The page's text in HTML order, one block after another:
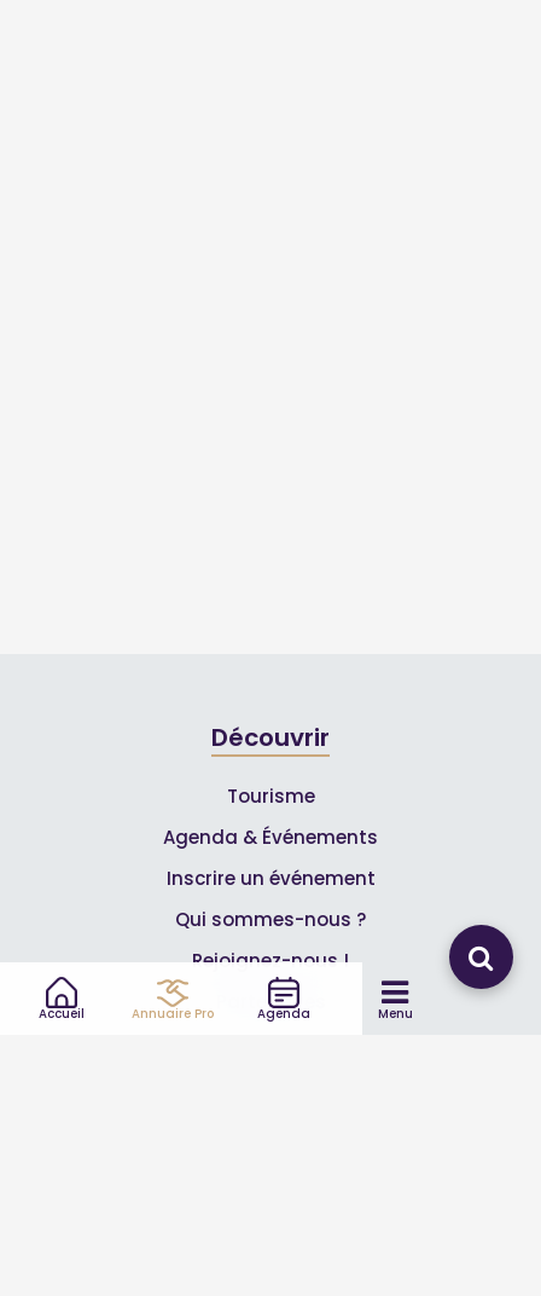
Accueil Annuaire Pro Agenda Menu
Découvrir
Tourisme
Agenda & Événements
Inscrire un événement
Qui sommes-nous ?
Rejoignez-nous !
Partenaires